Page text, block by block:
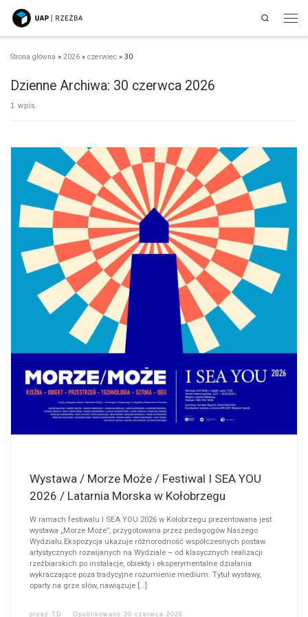
Przejdź do treści
Search
Strona główna » 2026 » czerwiec » 30
Dzienne Archiwa: 30 czerwca 2026
1 wpis
Wystawa / Morze Może / Festiwal I SEA YOU
2026 / Latarnia Morska w Kołobrzegu
W ramach festiwalu I SEA YOU 2026 w Kołobrzegu prezentowana jest
wystawa „Morze Może”, przygotowana przez pedagogów Naszego
Wydziału.Ekspozycja ukazuje różnorodność współczesnych postaw
artystycznych rozwijanych na Wydziale – od klasycznych realizacji
rzeźbiarskich po instalacje, obiekty i eksperymentalne działania
wykraczające poza tradycyjne rozumienie medium. Tytuł wystawy,
oparty na grze słów, nawiązuje […]
przezTD Opublikowano30 czerwca 2026